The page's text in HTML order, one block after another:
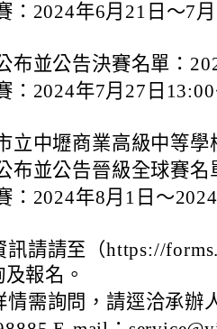
：2024年6月21日～7
布並公告決賽名單：
：2024年7月27日
立中壢商業高級中等學
布並公告晉級全球賽
：2024年8月1日～
訊請請至（https://
報名。
情需詢問，請逕洽承辦